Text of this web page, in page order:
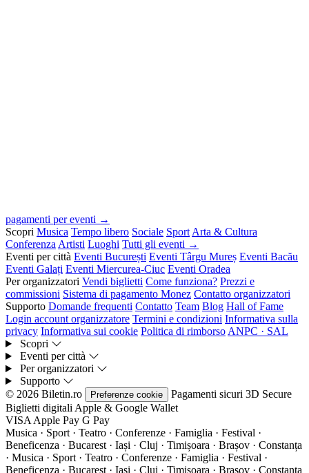
pagamenti per eventi →
Scopri Musica Tempo libero Sociale Sport Arta & Cultura
Conferenza Artisti Luoghi Tutti gli eventi →
Eventi per città Eventi București Eventi Târgu Mureș Eventi Bacău
Eventi Galați Eventi Miercurea-Ciuc Eventi Oradea
Per organizzatori Vendi biglietti Come funziona? Prezzi e
commissioni Sistema di pagamento Monez Contatto organizzatori
Supporto Domande frequenti Contatto Team Blog Hall of Fame
Login account organizzatore Termini e condizioni Informativa sulla
privacy Informativa sui cookie Politica di rimborso ANPC · SAL
Scopri
Eventi per città
Per organizzatori
Supporto
© 2026 Biletin.ro
Preferenze cookie Pagamenti sicuri 3D Secure
Biglietti digitali Apple & Google Wallet
VISA Apple Pay G Pay
Musica · Sport · Teatro · Conferenze · Famiglia · Festival ·
Beneficenza · Bucarest · Iași · Cluj · Timișoara · Brașov · Constanța
· Musica · Sport · Teatro · Conferenze · Famiglia · Festival ·
Beneficenza · Bucarest · Iași · Cluj · Timișoara · Brașov · Constanța